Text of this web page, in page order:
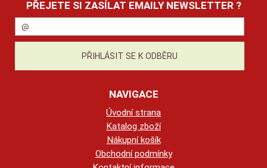
PŘEJETE SI ZASÍLAT EMAILY NEWSLETTER ?
NAVIGACE
Úvodní strana
Katalog zboží
Nákupní košík
Obchodní podmínky